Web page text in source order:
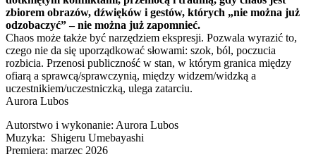
zbiorem obrazów, dźwięków i gestów, których „nie można już
odzobaczyć” – nie można już zapomnieć.
Chaos może także być narzędziem ekspresji. Pozwala wyrazić to,
czego nie da się uporządkować słowami: szok, ból, poczucia
rozbicia. Przenosi publiczność w stan, w którym granica między
ofiarą a sprawcą/sprawczynią, między widzem/widzką a
uczestnikiem/uczestniczką, ulega zatarciu.
Aurora Lubos
Autorstwo i wykonanie: Aurora Lubos
Muzyka: Shigeru Umebayashi
Premiera: marzec 2026